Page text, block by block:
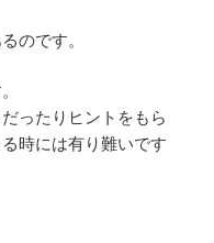
のです。
ったりヒントをもら
時には有り難いです